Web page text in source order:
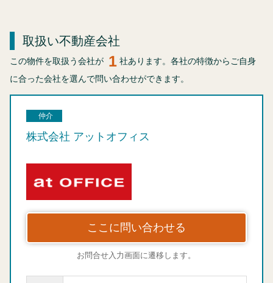
取扱い不動産会社
この物件を取扱う会社が 1 社あります。各社の特徴からご自身
に合った会社を選んで問い合わせができます。
仲介
株式会社 アットオフィス
ここに問い合わせる
お問合せ入力画面に遷移します。